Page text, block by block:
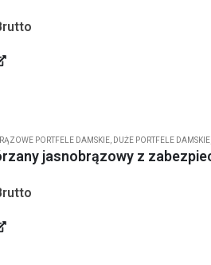
PORTFELE DAMSKIE, DUŻE PORTFELE DAMSKIE
jasnobrązowy z